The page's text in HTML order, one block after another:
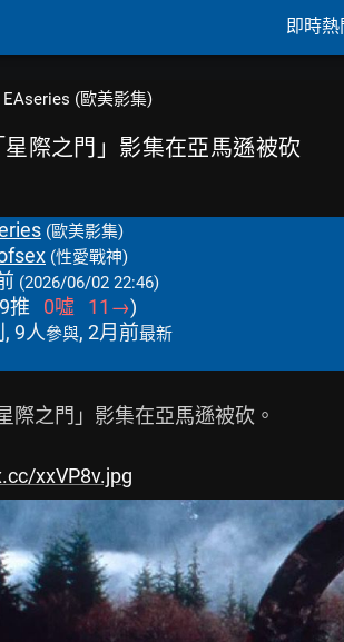
即時
EAseries (歐美影集)
星際之門」影集在亞馬遜被砍
(歐美影集)
(性愛戰神)
(2026/06/02 22:46)
9推 0噓 11 →)
9人參與, 2月前最新
際之門」影集在亞馬遜被砍。
xxVP8v.jpg